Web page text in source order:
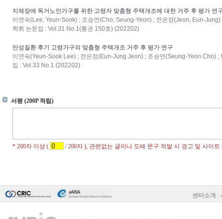
지체장애 독거노인가구를 위한 고령자 맞춤형 주택개조에 대한 거주 후 평가 연
이연숙(Lee, Yeun-Sook) ; 조승연(Cho, Seung-Yeon) ; 전은정(Jeon, Eun-
학회 논문집 : Vol.31 No.1(통권 150호) (202202)
만성질환 후기 고령가구의 맞춤형 주택개조 거주 후 평가 연구
이연숙(Yeun-Sook Lee) ; 전은정(Eun-Jung Jeon) ; 조승연(Seung-Yeon Cho)
집 : Vol.33 No.1 (202202)
센터소개